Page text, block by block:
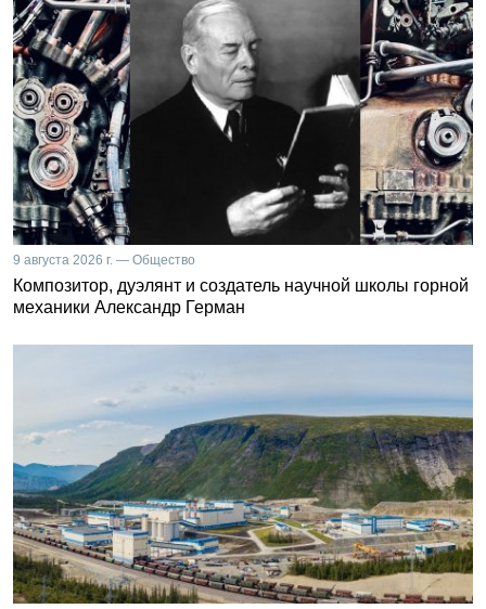
9 августа 2026 г. — Общество
Композитор, дуэлянт и создатель научной школы горной
механики Александр Герман